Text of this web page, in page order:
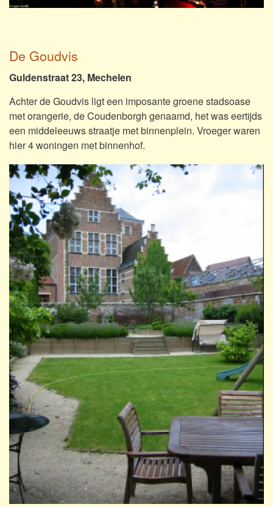
De Goudvis
Guldenstraat 23, Mechelen
Achter de Goudvis ligt een imposante groene stadsoase
met orangerie, de Coudenborgh genaamd, het was eertijds
een middeleeuws straatje met binnenplein. Vroeger waren
hier 4 woningen met binnenhof.